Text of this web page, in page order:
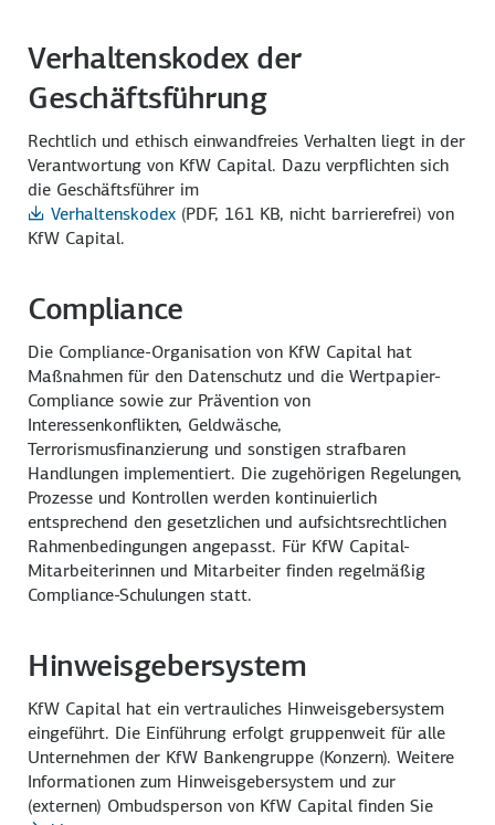
Verhaltenskodex der
Geschäftsführung
Rechtlich und ethisch einwandfreies Verhalten liegt in der
Verantwortung von KfW Capital. Dazu verpflichten sich
die Geschäftsführer im
Verhaltenskodex (PDF, 161 KB, nicht barrierefrei) von
KfW Capital.
Compliance
Die Compliance-Organisation von KfW Capital hat
Maßnahmen für den Datenschutz und die Wertpapier-
Compliance sowie zur Prävention von
Interessenkonflikten, Geldwäsche,
Terrorismusfinanzierung und sonstigen strafbaren
Handlungen implementiert. Die zugehörigen Regelungen,
Prozesse und Kontrollen werden kontinuierlich
entsprechend den gesetzlichen und aufsichtsrechtlichen
Rahmenbedingungen angepasst. Für KfW Capital-
Mitarbeiterinnen und Mitarbeiter finden regelmäßig
Compliance-Schulungen statt.
Hinweisgebersystem
KfW Capital hat ein vertrauliches Hinweisgebersystem
eingeführt. Die Einführung erfolgt gruppenweit für alle
Unternehmen der KfW Bankengruppe (Konzern). Weitere
Informationen zum Hinweisgebersystem und zur
(externen) Ombudsperson von KfW Capital finden Sie